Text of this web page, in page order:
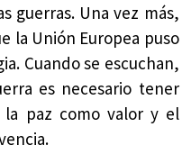
guerras. Una vez más,
la Unión Europea puso
Cuando se escuchan,
es necesario tener
paz como valor y el